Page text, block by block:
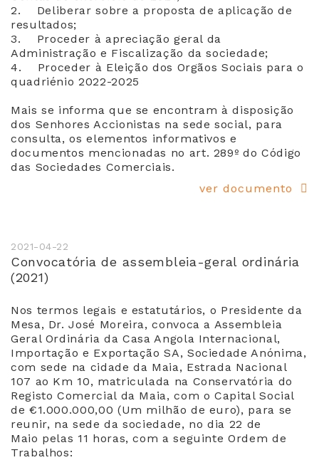
2. Deliberar sobre a proposta de aplicação de
resultados;
3. Proceder à apreciação geral da
Administração e Fiscalização da sociedade;
4. Proceder à Eleição dos Orgãos Sociais para o
quadriénio 2022-2025
Mais se informa que se encontram à disposição
dos Senhores Accionistas na sede social, para
consulta, os elementos informativos e
documentos mencionadas no art. 289º do Código
das Sociedades Comerciais.
ver documento
2021-04-22
Convocatória de assembleia-geral ordinária
(2021)
Nos termos legais e estatutários, o Presidente da
Mesa, Dr. José Moreira, convoca a Assembleia
Geral Ordinária da Casa Angola Internacional,
Importação e Exportação SA, Sociedade Anónima,
com sede na cidade da Maia, Estrada Nacional
107 ao Km 10, matriculada na Conservatória do
Registo Comercial da Maia, com o Capital Social
de €1.000.000,00 (Um milhão de euro), para se
reunir, na sede da sociedade, no dia 22 de
Maio pelas 11 horas, com a seguinte Ordem de
Trabalhos: